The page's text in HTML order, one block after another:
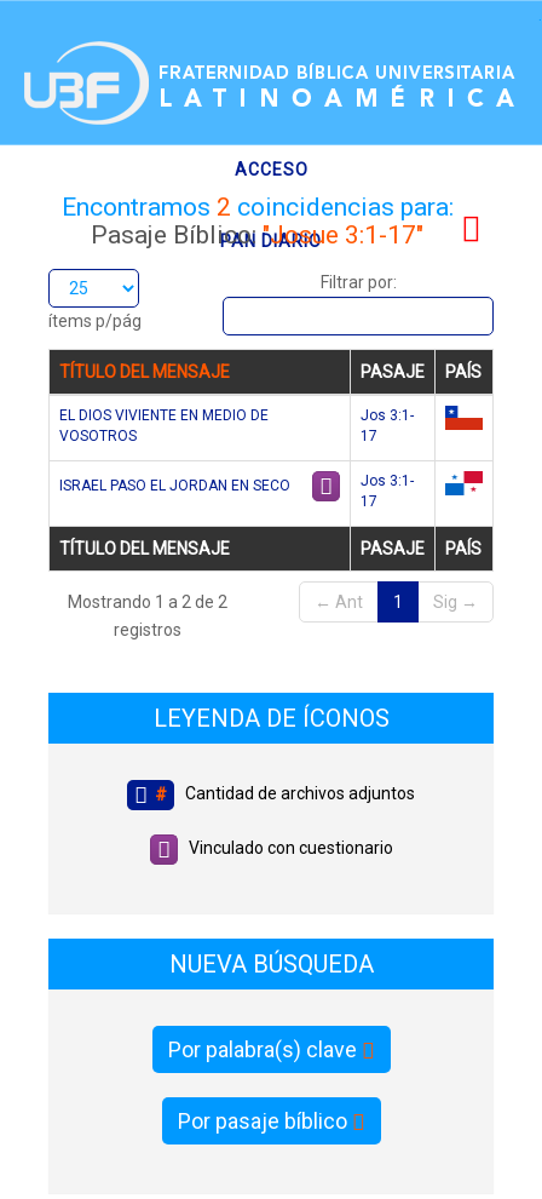
ACCESO
PAN DIARIO
Encontramos 2 coincidencias para:
Pasaje Bíblico:"Josue 3:1-17"
ítems p/pág
Filtrar por:
TÍTULO DEL MENSAJE PASAJE PAÍS
TÍTULO DEL MENSAJE PASAJE PAÍS
EL DIOS VIVIENTE EN MEDIO DE
VOSOTROS
Jos 3:1-
17
ISRAEL PASO EL JORDAN EN SECO
Jos 3:1-
17
Mostrando 1 a 2 de 2
registros
← Ant 1 Sig →
LEYENDA DE ÍCONOS
# Cantidad de archivos adjuntos
Vinculado con cuestionario
NUEVA BÚSQUEDA
Por palabra(s) clave
Por pasaje bíblico